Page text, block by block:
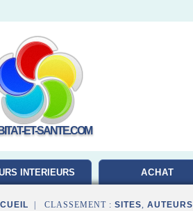
ET-SANTE.COM
INTERIEURS ACHAT
| CLASSEMENT : SITES,